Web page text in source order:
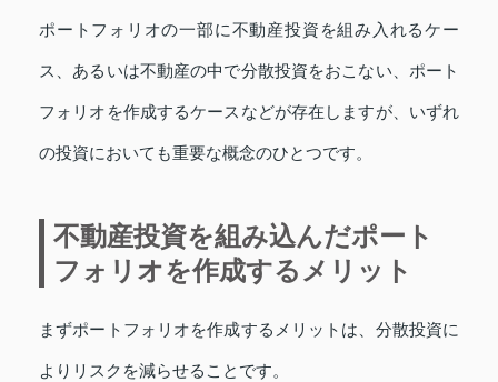
ポートフォリオの一部に不動産投資を組み入れるケー
ス、あるいは不動産の中で分散投資をおこない、ポート
フォリオを作成するケースなどが存在しますが、いずれ
の投資においても重要な概念のひとつです。
不動産投資を組み込んだポート
フォリオを作成するメリット
まずポートフォリオを作成するメリットは、分散投資に
よりリスクを減らせることです。